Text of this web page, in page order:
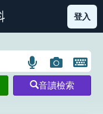
部首索引表圖示
登入
語
言
搜
圖
片
搜
開
鍵
音讀檢索